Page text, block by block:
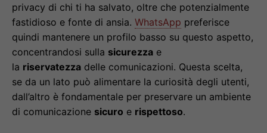
privacy di chi ti ha salvato, oltre che potenzialmente
fastidioso e fonte di ansia. WhatsApp preferisce
quindi mantenere un profilo basso su questo aspetto,
concentrandosi sulla sicurezza e
la riservatezza delle comunicazioni. Questa scelta,
se da un lato può alimentare la curiosità degli utenti,
dall’altro è fondamentale per preservare un ambiente
di comunicazione sicuro e rispettoso.